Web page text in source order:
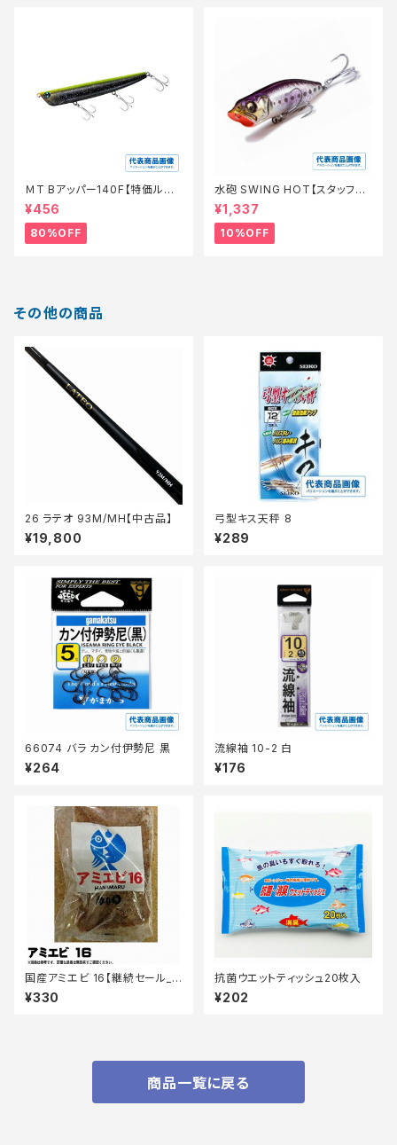
ＭT Bアッパー140F【特価ルア
ー】【80】
¥456
80%OFF
水砲 SWING HOT【スタッフ永
徳夏のチニングオススメルアー】
¥1,337
10%OFF
その他の商品
26 ラテオ 93M/MH【中古品】
¥19,800
弓型キス天秤 8
¥289
66074 バラ カン付伊勢尼 黒
¥264
流線袖 10-2 白
¥176
国産アミエビ 16【継続セール_
エサ】
¥330
抗菌ウエットティッシュ20枚入
¥202
商品一覧に戻る